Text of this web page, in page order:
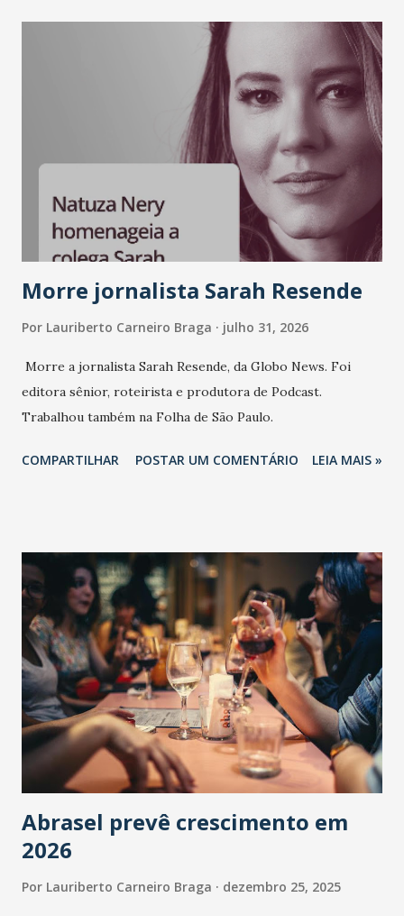
LinkedIn, VISA, Grupo 3corações, TikTok e M. Dias Branco.
A nova edição chega em um momento em que autenticidade
e consistência ganham peso nas conversas sobre marca,
liderança e estratégia. - Vivemos um momento em que todo
mundo fala muito e poucos entregam de verdade. O NM2B
sempre existiu para dar palco a quem constrói com
consistência, e nesta edição isso fica ainda mais claro.
Vamos reforçar que ser genuíno sustenta a confiança entre
marcas, pessoas e mercado", afirma Tamires So...
Morre jornalista Sarah Resende
Por Lauriberto Carneiro Braga julho 31, 2026
Morre a jornalista Sarah Resende, da Globo News. Foi
editora sênior, roteirista e produtora de Podcast.
Trabalhou também na Folha de São Paulo.
COMPARTILHAR POSTAR UM COMENTÁRIO LEIA MAIS »
Abrasel prevê crescimento em
2026
Por Lauriberto Carneiro Braga dezembro 25, 2025